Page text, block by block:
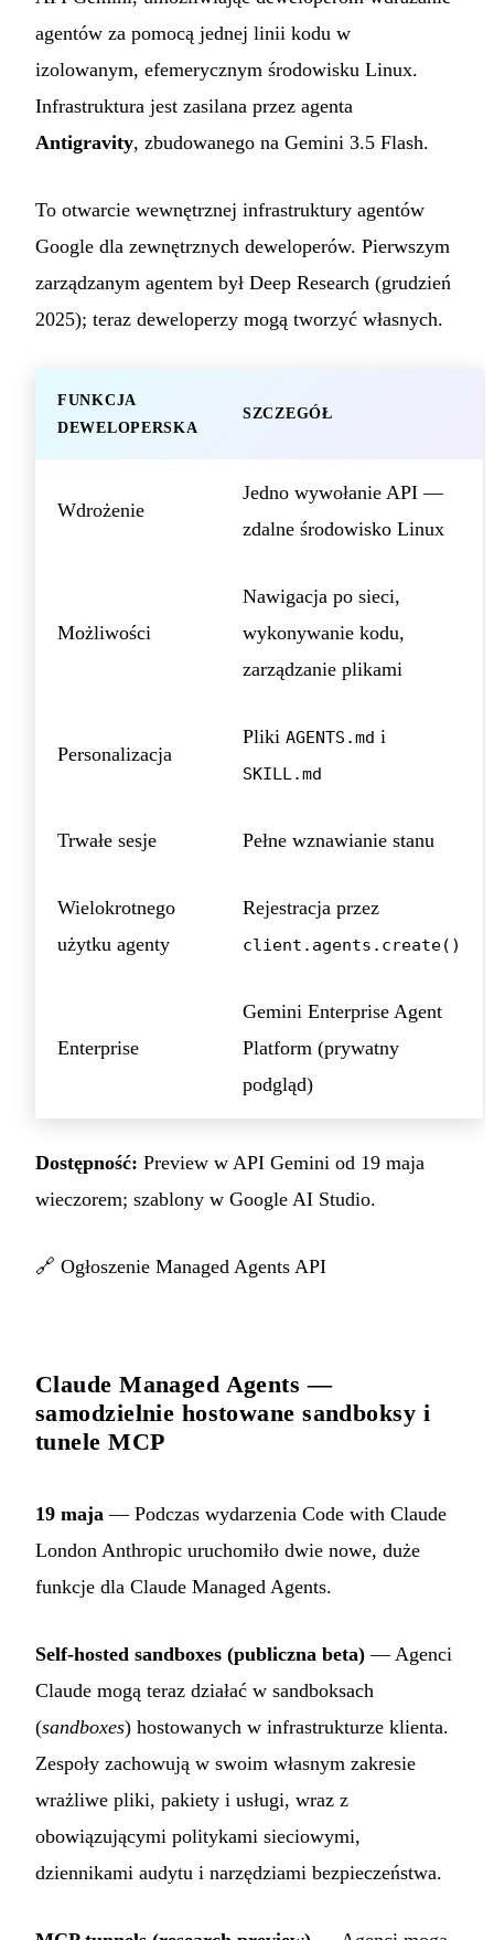
agentów za pomocą jednej linii kodu w
izolowanym, efemerycznym środowisku Linux.
Infrastruktura jest zasilana przez agenta
Antigravity, zbudowanego na Gemini 3.5 Flash.
To otwarcie wewnętrznej infrastruktury agentów
Google dla zewnętrznych deweloperów. Pierwszym
zarządzanym agentem był Deep Research (grudzień
2025); teraz deweloperzy mogą tworzyć własnych.
FUNKCJA
DEWELOPERSKA
SZCZEGÓŁ
Wdrożenie
Jedno wywołanie API —
zdalne środowisko Linux
Możliwości
Nawigacja po sieci,
wykonywanie kodu,
zarządzanie plikami
Personalizacja
Pliki AGENTS.md i
SKILL.md
Trwałe sesje Pełne wznawianie stanu
Wielokrotnego
użytku agenty
Rejestracja przez
client.agents.create()
Enterprise
Gemini Enterprise Agent
Platform (prywatny
podgląd)
Dostępność: Preview w API Gemini od 19 maja
wieczorem; szablony w Google AI Studio.
🔗 Ogłoszenie Managed Agents API
Claude Managed Agents —
samodzielnie hostowane sandboksy i
tunele MCP
19 maja — Podczas wydarzenia Code with Claude
London Anthropic uruchomiło dwie nowe, duże
funkcje dla Claude Managed Agents.
Self-hosted sandboxes (publiczna beta) — Agenci
Claude mogą teraz działać w sandboksach
(sandboxes) hostowanych w infrastrukturze klienta.
Zespoły zachowują w swoim własnym zakresie
wrażliwe pliki, pakiety i usługi, wraz z
obowiązującymi politykami sieciowymi,
dziennikami audytu i narzędziami bezpieczeństwa.